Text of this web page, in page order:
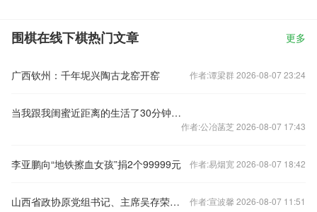
围棋在线下棋热门文章 更多
广西钦州：千年坭兴陶古龙窑开窑 作者:谭梁群 2026-08-07 23:24
当我跟我闺蜜近距离的生活了30分钟，我顿悟了
作者:公冶菡芝 2026-08-07 17:43
李亚鹏向“地铁擦血女孩”捐2个99999元 作者:易烟宽 2026-08-07 18:42
山西省政协原党组书记、主席吴存荣严重违纪违法被开除党籍和公职 作者:宣波馨 2026-08-07 11:51